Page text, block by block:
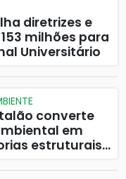
diretrizes e
milhões para
Universitário
converte
em
estruturais